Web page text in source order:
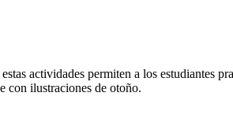
actividades permiten a los estudiantes
con ilustraciones de otoño.